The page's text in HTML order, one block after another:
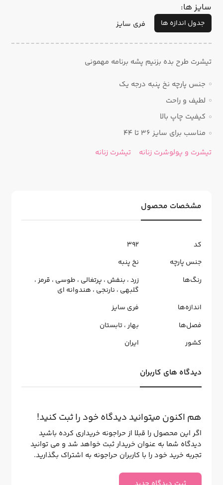
سایز ها:
جدول اندازه ها فری سایز
تیشرت طرح بده بزنیم پشه برنامه مهمونی
جنس پارچه نخ پنبه درجه یک
لطیف و راحت
کیفیت چاپ بالا
مناسب برای سایز 36 تا 44
تیشرت و پولوشرت زنانه
تیشرت زنانه
مشخصات محصول
کد
392
جنس پارچه
نخ پنبه
رنگ‌ها
زرد، بنفش ، پرتغالی ، طوسی ، قرمز،
گلبهی ، نارنجی ، هندوانه ای
اندازه‌ها
فری سایز
فصل‌ها
بهار،تابستان
کشور
ایران
دیدگاه های کاربران
هم اکنون میتوانید دیدگاه خود را ثبت کنید!
اگر این محصول را قبلا از حراجونه خریداری کرده باشید
دیدگاه شما به عنوان خریدار ثبت خواهد شد و می توانید
تجربه خرید خود را با کاربران حراجونه به اشتراک بگذارید.